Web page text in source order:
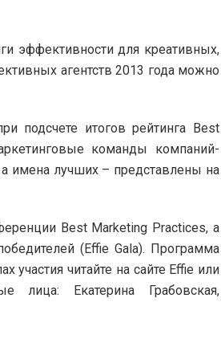
эффективности для креативных,
агентств 2013 года можно
подсчете итогов рейтинга Best
команды компаний-
а имена лучших – представлены на
Best Marketing Practices, а
(Effie Gala). Программа
читайте на сайте Effie или
лица: Екатерина Грабовская,